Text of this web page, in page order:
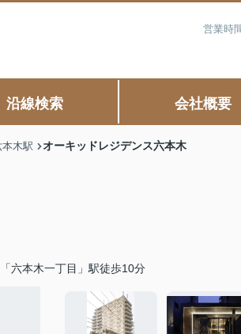
営業時
沿線検索 会社概要
本木駅 オーキッドレジデンス六本木
六本木一丁目」駅徒歩10分